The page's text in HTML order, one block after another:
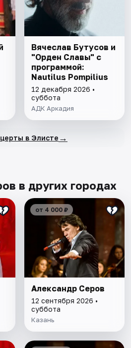
Вячеслав Бутусов и
"Орден Славы" с
программой:
Nautilus Pompilius
12 декабря 2026 •
суббота
АДК Аркадия
в Элисте →
в других городах
от 4 000 ₽
Александр Серов
12 сентября 2026 •
суббота
Казань